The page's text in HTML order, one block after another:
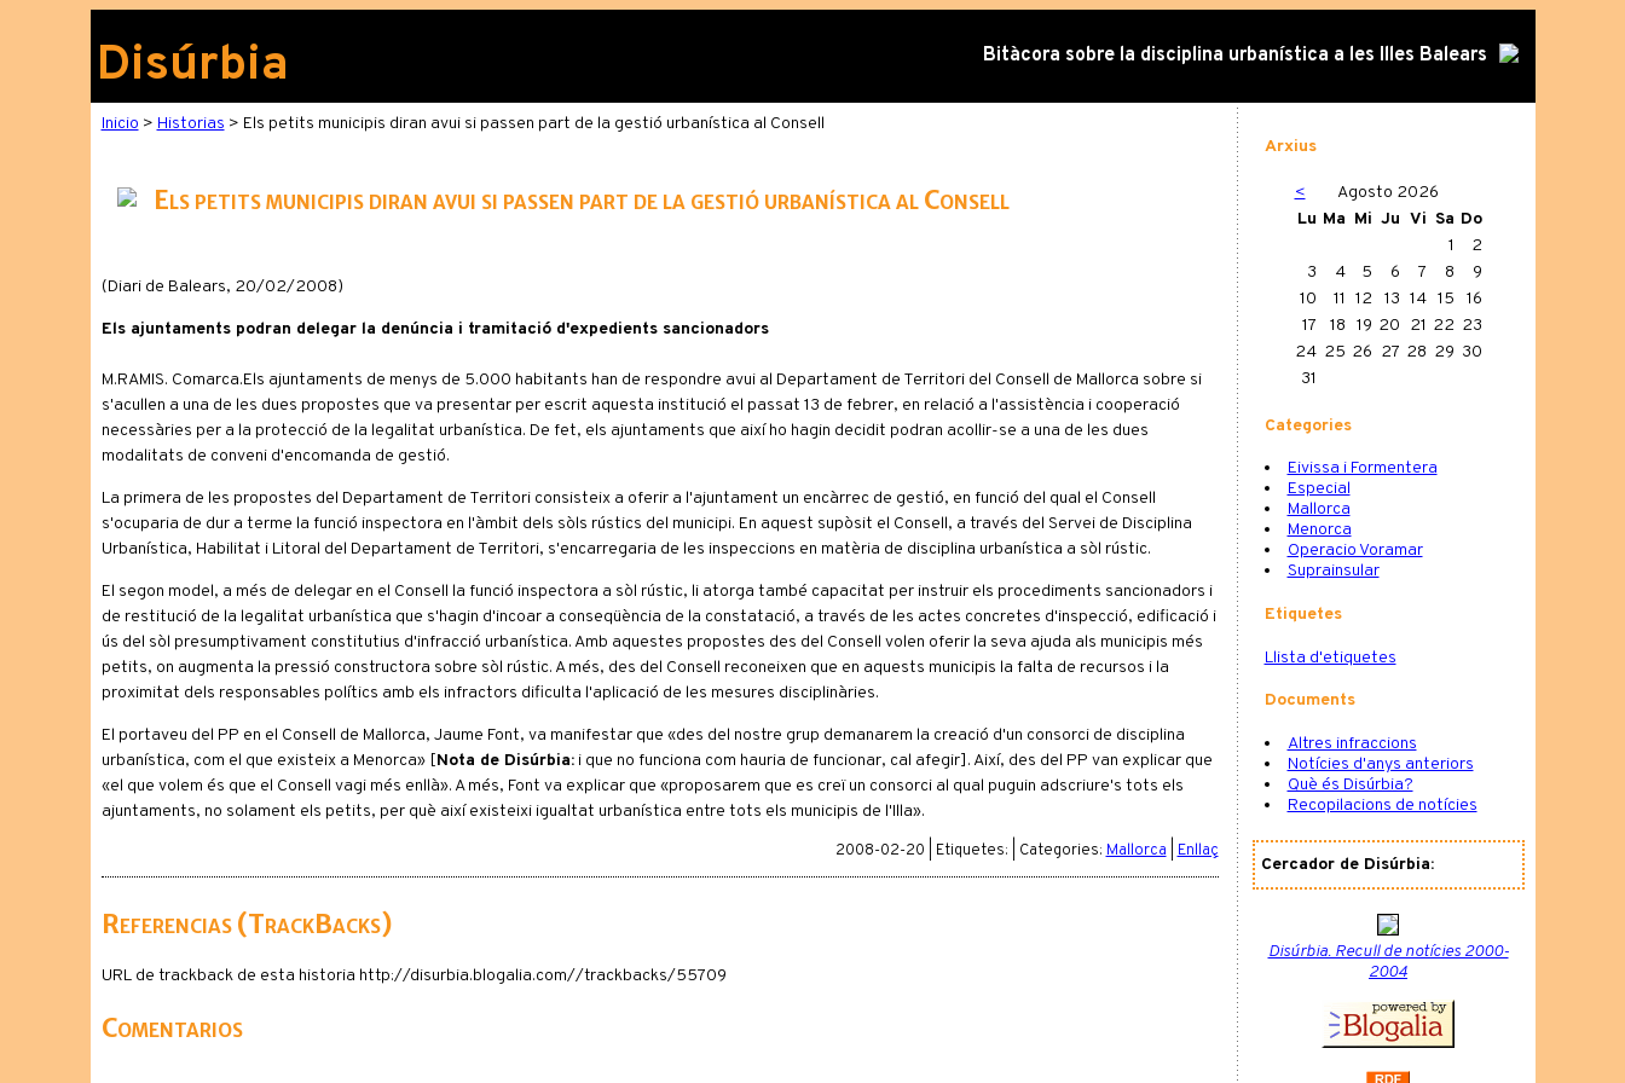
Disúrbia Bitàcora sobre la disciplina urbanística a les Illes Balears
Inicio > Historias > Els petits municipis diran avui si passen part de la gestió urbanística al Consell
Els petits municipis diran avui si passen part de la gestió urbanística al Consell
(Diari de Balears, 20/02/2008)
Els ajuntaments podran delegar la denúncia i tramitació d'expedients sancionadors
M.RAMIS. Comarca.Els ajuntaments de menys de 5.000 habitants han de respondre avui al Departament de Territori del Consell de Mallorca sobre si
s'acullen a una de les dues propostes que va presentar per escrit aquesta institució el passat 13 de febrer, en relació a l'assistència i cooperació
necessàries per a la protecció de la legalitat urbanística. De fet, els ajuntaments que així ho hagin decidit podran acollir-se a una de les dues
modalitats de conveni d'encomanda de gestió.
La primera de les propostes del Departament de Territori consisteix a oferir a l'ajuntament un encàrrec de gestió, en funció del qual el Consell
s'ocuparia de dur a terme la funció inspectora en l'àmbit dels sòls rústics del municipi. En aquest supòsit el Consell, a través del Servei de Disciplina
Urbanística, Habilitat i Litoral del Departament de Territori, s'encarregaria de les inspeccions en matèria de disciplina urbanística a sòl rústic.
El segon model, a més de delegar en el Consell la funció inspectora a sòl rústic, li atorga també capacitat per instruir els procediments sancionadors i
de restitució de la legalitat urbanística que s'hagin d'incoar a conseqüència de la constatació, a través de les actes concretes d'inspecció, edificació i
ús del sòl presumptivament constitutius d'infracció urbanística. Amb aquestes propostes des del Consell volen oferir la seva ajuda als municipis més
petits, on augmenta la pressió constructora sobre sòl rústic. A més, des del Consell reconeixen que en aquests municipis la falta de recursos i la
proximitat dels responsables polítics amb els infractors dificulta l'aplicació de les mesures disciplinàries.
El portaveu del PP en el Consell de Mallorca, Jaume Font, va manifestar que «des del nostre grup demanarem la creació d'un consorci de disciplina
urbanística, com el que existeix a Menorca» [Nota de Disúrbia:i que no funciona com hauria de funcionar, cal afegir]. Així, des del PP van explicar que
«el que volem és que el Consell vagi més enllà». A més, Font va explicar que «proposarem que es creï un consorci al qual puguin adscriure's tots els
ajuntaments, no solament els petits, per què així existeixi igualtat urbanística entre tots els municipis de l'Illa».
2008-02-20 | Etiquetes: | Categories: Mallorca Enllaç
Referencias (TrackBacks)
URL de trackback de esta historia http://disurbia.blogalia.com//trackbacks/55709
Comentarios
Arxius
<
Agosto 2026
Lu Ma Mi Ju Vi Sa Do
1
2
3
4 5 6 7 8
9
10
11 12 13 14 15
16
17
18 19 20 21 22 23
24 25 26 27 28 29 30
31
Categories
Eivissa i Formentera
Especial
Mallorca
Menorca
Operacio Voramar
Suprainsular
Etiquetes
Llista d'etiquetes
Documents
Altres infraccions
Notícies d'anys anteriors
Què és Disúrbia?
Recopilacions de notícies
Cercador de Disúrbia:
Disúrbia. Recull de notícies 2000-
2004